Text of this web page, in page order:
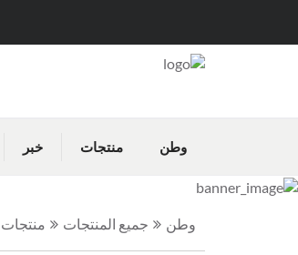
وطن منتجات خبر
وطن جميع المنتجات منتجات